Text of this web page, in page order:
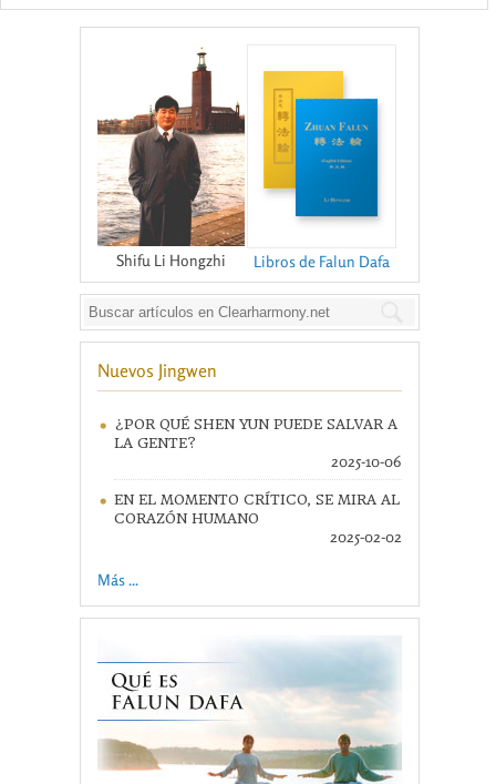
Shifu Li Hongzhi Libros de Falun Dafa
Nuevos Jingwen
¿POR QUÉ SHEN YUN PUEDE SALVAR A
LA GENTE?
2025-10-06
EN EL MOMENTO CRÍTICO, SE MIRA AL
CORAZÓN HUMANO
2025-02-02
Más ...